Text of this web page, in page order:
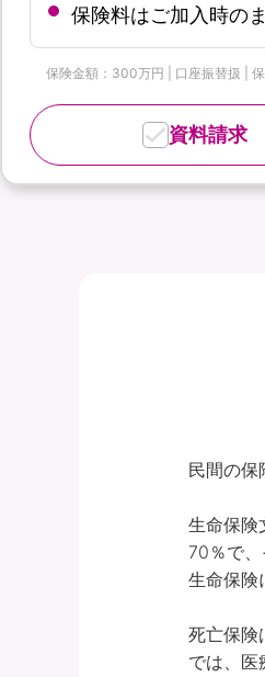
保険料はご加入時の
保険金額：300万円 | 口座振替扱 |
資料請求
民間の保
生命保険
70％で
生命保険
死亡保険
では、医